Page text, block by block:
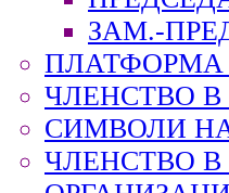
ЗАМ.-
ПЛАТФОРМА
ЧЛЕНСТВО В
СИМВОЛИ
ЧЛЕНСТВО